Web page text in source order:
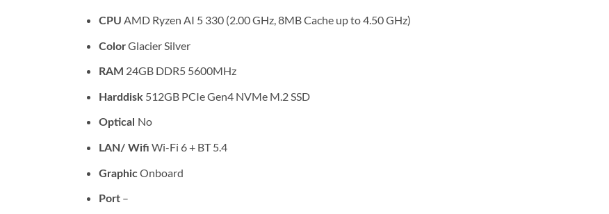
CPU AMD Ryzen AI 5 330 (2.00 GHz, 8MB Cache up to 4.50 GHz)
ColorGlacier Silver
RAM 24GB DDR5 5600MHz
Harddisk 512GB PCIe Gen4 NVMe M.2 SSD
Optical No
LAN/ Wifi Wi-Fi 6 + BT 5.4
Graphic Onboard
Port–